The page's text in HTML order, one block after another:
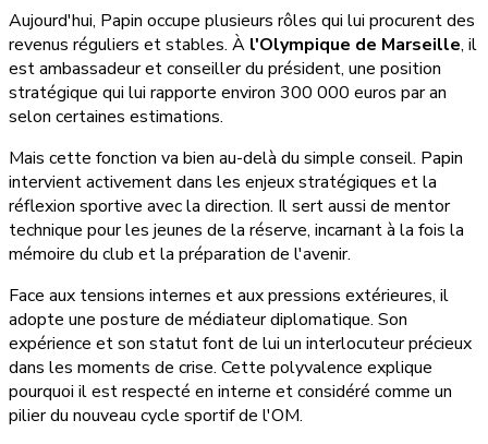
Aujourd'hui, Papin occupe plusieurs rôles qui lui procurent des
revenus réguliers et stables. À l'Olympique de Marseille, il
est ambassadeur et conseiller du président, une position
stratégique qui lui rapporte environ 300 000 euros par an
selon certaines estimations.
Mais cette fonction va bien au-delà du simple conseil. Papin
intervient activement dans les enjeux stratégiques et la
réflexion sportive avec la direction. Il sert aussi de mentor
technique pour les jeunes de la réserve, incarnant à la fois la
mémoire du club et la préparation de l'avenir.
Face aux tensions internes et aux pressions extérieures, il
adopte une posture de médiateur diplomatique. Son
expérience et son statut font de lui un interlocuteur précieux
dans les moments de crise. Cette polyvalence explique
pourquoi il est respecté en interne et considéré comme un
pilier du nouveau cycle sportif de l'OM.